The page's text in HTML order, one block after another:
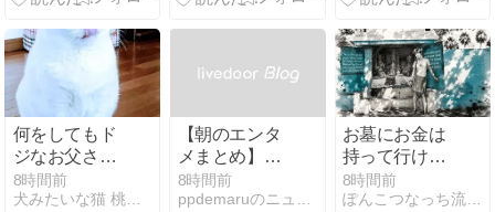
はん
何をしてもド
ジなお父さん
🙀💦 しっかり
しろ💢
8時間前
犬みたいな猫 桃太郎 虹の宇宙船
【朝のエンタ
メまとめ】本
日の話題をチ
ェック
8時間前
お墓にお金は
持って行けな
いのに…
8時間前
ぽんこつなっち流★STYLE